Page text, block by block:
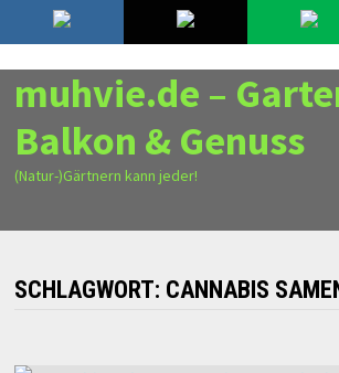
Zurück
zum
Inhalt
7. August 2026
muhvie.de –
Balkon & Genuss
(Natur-)Gärtnern kann jeder!
SCHLAGWORT: CANNABIS